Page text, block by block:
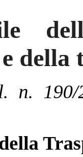
della
n. 190/